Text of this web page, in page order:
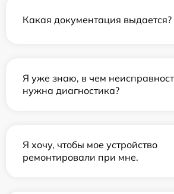
Какая документация выдается?
Я уже знаю, в чем
нужна диагностика?
Я хочу, чтобы мое устройство
ремонтировали при мне.